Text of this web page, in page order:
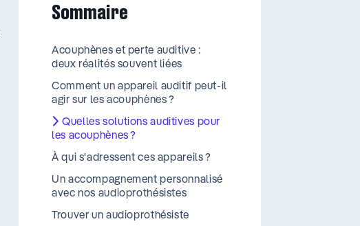
Sommaire
Acouphènes et perte auditive :
deux réalités souvent liées
Comment un appareil auditif peut-il
agir sur les acouphènes ?
Quelles solutions auditives pour
les acouphènes ?
À qui s'adressent ces appareils ?
Un accompagnement personnalisé
avec nos audioprothésistes
Trouver un audioprothésiste